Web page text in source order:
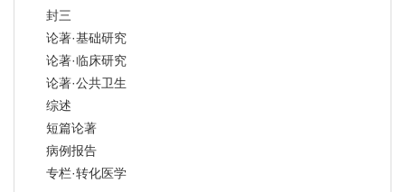
封三
论著·基础研究
论著·临床研究
论著·公共卫生
综述
短篇论著
病例报告
专栏·转化医学